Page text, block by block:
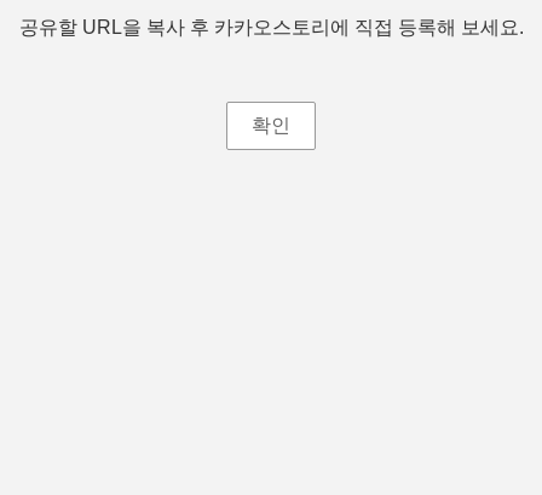
공유할 URL을 복사 후 카카오스토리에 직접 등록해 보세요.
확인